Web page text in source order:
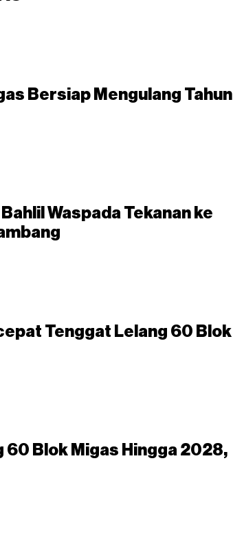
Bersiap Mengulang Tahun
Waspada Tekanan ke
Tenggat Lelang 60 Blok
60 Blok Migas Hingga 2028,